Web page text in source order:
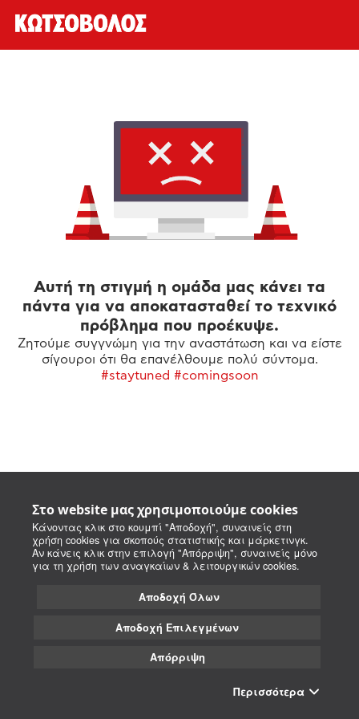
Στο website μας χρησιμοποιούμε cookies
Κάνοντας κλικ στο κουμπί "Αποδοχή", συναινείς στη
χρήση cookies για σκοπούς στατιστικής και μάρκετινγκ.
Αν κάνεις κλικ στην επιλογή "Απόρριψη", συναινείς μόνο
για τη χρήση των αναγκαίων & λειτουργικών cookies.
Αποδοχή Όλων
Αποδοχή Επιλεγμένων
Απόρριψη
Περισσότερα
Αυτή τη στιγμή η ομάδα μας κάνει τα
πάντα για να αποκατασταθεί το τεχνικό
πρόβλημα που προέκυψε.
Ζητούμε συγγνώμη για την αναστάτωση και να είστε
σίγουροι ότι θα επανέλθουμε πολύ σύντομα.
#staytuned #comingsoon